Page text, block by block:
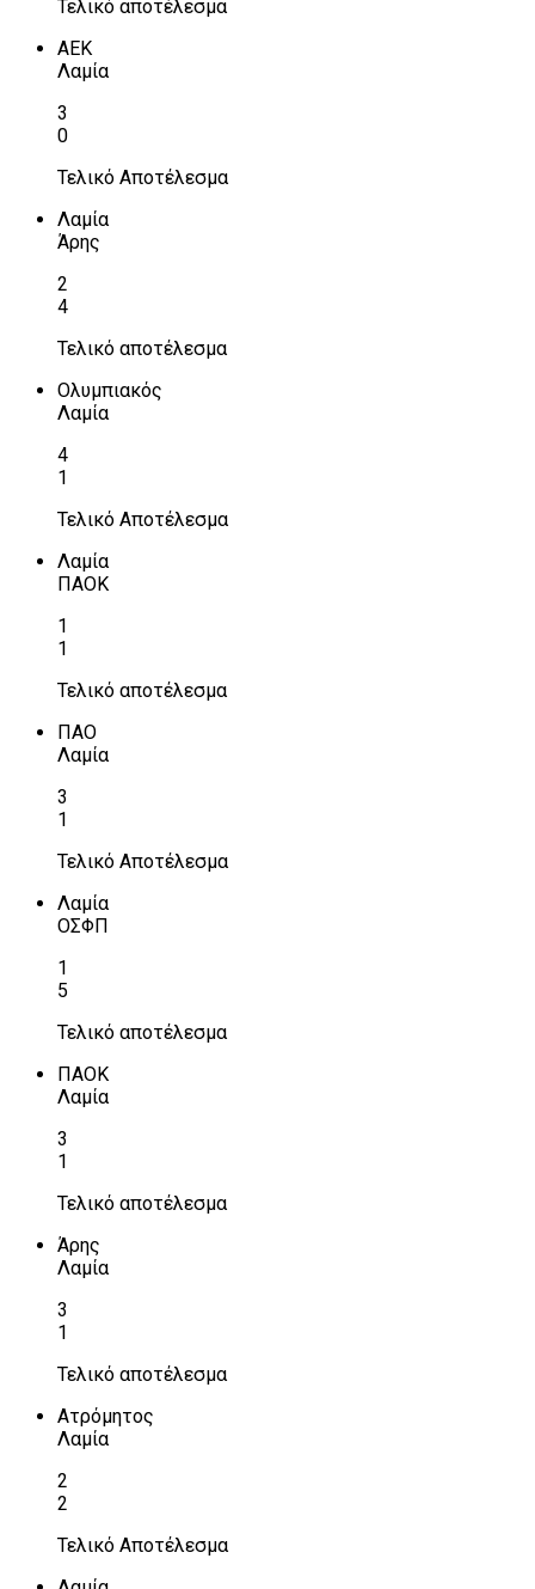
Τελικό αποτέλεσμα
ΑΕΚ
Λαμία
3
0
Τελικό Αποτέλεσμα
Λαμία
Άρης
2
4
Τελικό αποτέλεσμα
Ολυμπιακός
Λαμία
4
1
Τελικό Αποτέλεσμα
Λαμία
ΠΑΟΚ
1
1
Τελικό αποτέλεσμα
ΠΑΟ
Λαμία
3
1
Τελικό Αποτέλεσμα
Λαμία
ΟΣΦΠ
1
5
Τελικό αποτέλεσμα
ΠΑΟΚ
Λαμία
3
1
Τελικό αποτέλεσμα
Άρης
Λαμία
3
1
Τελικό αποτέλεσμα
Ατρόμητος
Λαμία
2
2
Τελικό Αποτέλεσμα